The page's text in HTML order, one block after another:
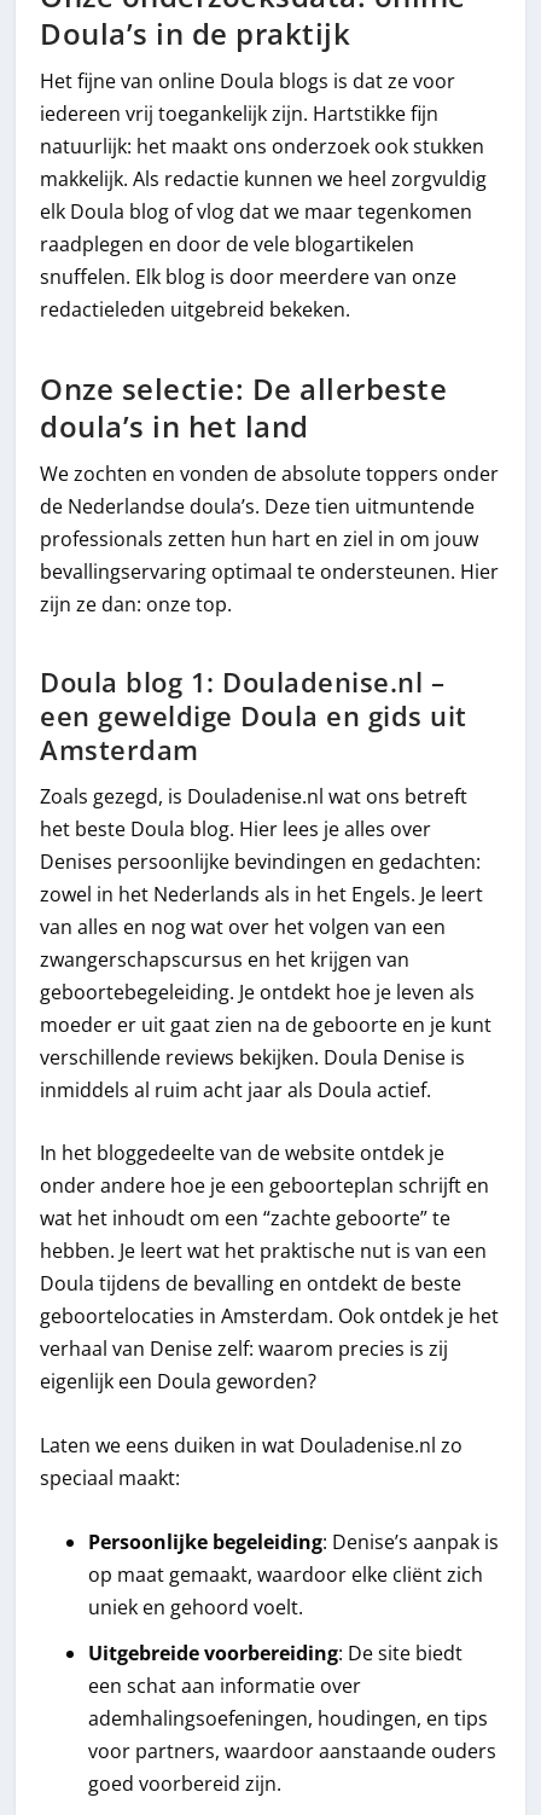
Doula’s in de praktijk
Het fijne van online Doula blogs is dat ze voor
iedereen vrij toegankelijk zijn. Hartstikke fijn
natuurlijk: het maakt ons onderzoek ook stukken
makkelijk. Als redactie kunnen we heel zorgvuldig
elk Doula blog of vlog dat we maar tegenkomen
raadplegen en door de vele blogartikelen
snuffelen. Elk blog is door meerdere van onze
redactieleden uitgebreid bekeken.
Onze selectie: De allerbeste
doula’s in het land
We zochten en vonden de absolute toppers onder
de Nederlandse doula’s. Deze tien uitmuntende
professionals zetten hun hart en ziel in om jouw
bevallingservaring optimaal te ondersteunen. Hier
zijn ze dan: onze top.
Doula blog 1: Douladenise.nl –
een geweldige Doula en gids uit
Amsterdam
Zoals gezegd, is Douladenise.nl wat ons betreft
het beste Doula blog. Hier lees je alles over
Denises persoonlijke bevindingen en gedachten:
zowel in het Nederlands als in het Engels. Je leert
van alles en nog wat over het volgen van een
zwangerschapscursus en het krijgen van
geboortebegeleiding. Je ontdekt hoe je leven als
moeder er uit gaat zien na de geboorte en je kunt
verschillende reviews bekijken. Doula Denise is
inmiddels al ruim acht jaar als Doula actief.
In het bloggedeelte van de website ontdek je
onder andere hoe je een geboorteplan schrijft en
wat het inhoudt om een “zachte geboorte” te
hebben. Je leert wat het praktische nut is van een
Doula tijdens de bevalling en ontdekt de beste
geboortelocaties in Amsterdam. Ook ontdek je het
verhaal van Denise zelf: waarom precies is zij
eigenlijk een Doula geworden?
Laten we eens duiken in wat Douladenise.nl zo
speciaal maakt:
Persoonlijke begeleiding: Denise’s aanpak is
op maat gemaakt, waardoor elke cliënt zich
uniek en gehoord voelt.
Uitgebreide voorbereiding: De site biedt
een schat aan informatie over
ademhalingsoefeningen, houdingen, en tips
voor partners, waardoor aanstaande ouders
goed voorbereid zijn.